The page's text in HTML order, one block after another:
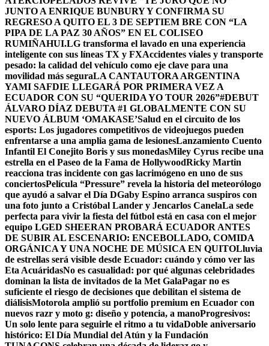
JUNTO A ENRIQUE BUNBURY Y CONFIRMA SU
REGRESO A QUITO EL 3 DE SEPTIEM BRE CON “LA
PIPA DE LA PAZ 30 AÑOS” EN EL COLISEO
RUMIÑAHUI.LG transforma el lavado en una experiencia
inteligente con sus líneas TX y FXAccidentes viales y transporte
pesado: la calidad del vehículo como eje clave para una
movilidad más seguraLA CANTAUTORA ARGENTINA
YAMI SAFDIE LLEGARÁ POR PRIMERA VEZ A
ECUADOR CON SU “QUERIDA YO TOUR 2026”#DEBUT
ÁLVARO DÍAZ DEBUTA #1 GLOBALMENTE CON SU
NUEVO ÁLBUM ‘OMAKASE’Salud en el circuito de los
esports: Los jugadores competitivos de videojuegos pueden
enfrentarse a una amplia gama de lesionesLanzamiento Cuento
Infantil El Conejito Boris y sus monedasMiley Cyrus recibe una
estrella en el Paseo de la Fama de HollywoodRicky Martin
reacciona tras incidente con gas lacrimógeno en uno de sus
conciertosPelícula “Pressure” revela la historia del meteorólogo
que ayudó a salvar el Día DGaby Espino arranca suspiros con
una foto junto a Cristóbal Lander y Jencarlos CanelaLa sede
perfecta para vivir la fiesta del fútbol está en casa con el mejor
equipo LGED SHEERAN PROBARÁ ECUADOR ANTES
DE SUBIR AL ESCENARIO: ENCEBOLLADO, COMIDA
ORGÁNICA Y UNA NOCHE DE MÚSICA EN QUITOLluvia
de estrellas será visible desde Ecuador: cuándo y cómo ver las
Eta AcuáridasNo es casualidad: por qué algunas celebridades
dominan la lista de invitados de la Met GalaPagar no es
suficiente el riesgo de decisiones que debilitan el sistema de
diálisisMotorola amplió su portfolio premium en Ecuador con
nuevos razr y moto g: diseño y potencia, a manoProgresivos:
Un solo lente para seguirle el ritmo a tu vidaDoble aniversario
histórico: El Día Mundial del Atún y la Fundación